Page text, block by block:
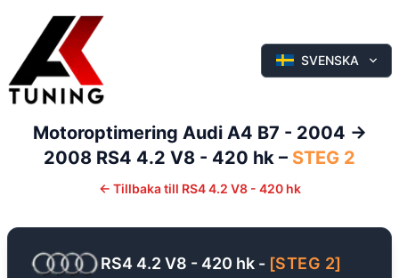
SVENSKA
Motoroptimering Audi A4 B7 - 2004 ->
2008 RS4 4.2 V8 - 420 hk – STEG 2
← Tillbaka till RS4 4.2 V8 - 420 hk
RS4 4.2 V8 - 420 hk - [STEG 2]